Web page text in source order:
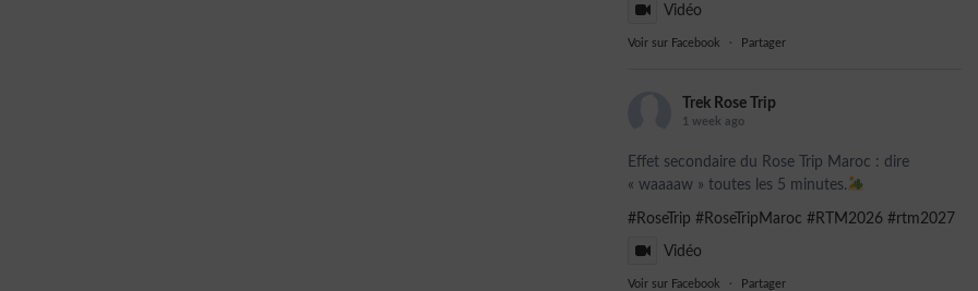
Vidéo
Voir sur Facebook · Partager
Trek Rose Trip
1 week ago
Effet secondaire du Rose Trip Maroc : dire
« waaaaw » toutes les 5 minutes.
#RoseTrip #RoseTripMaroc #RTM2026 #rtm2027
Vidéo
Voir sur Facebook · Partager